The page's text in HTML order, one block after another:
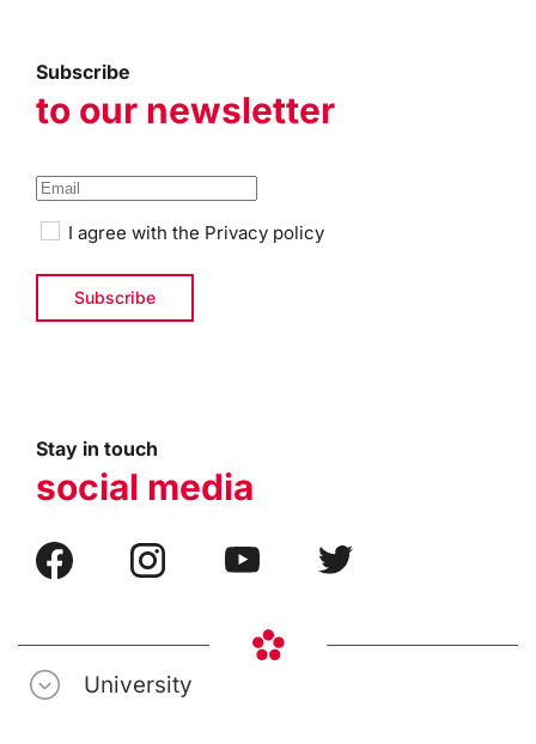
Subscribe
to our newsletter
I agree with the Privacy policy
Stay in touch
social media
University